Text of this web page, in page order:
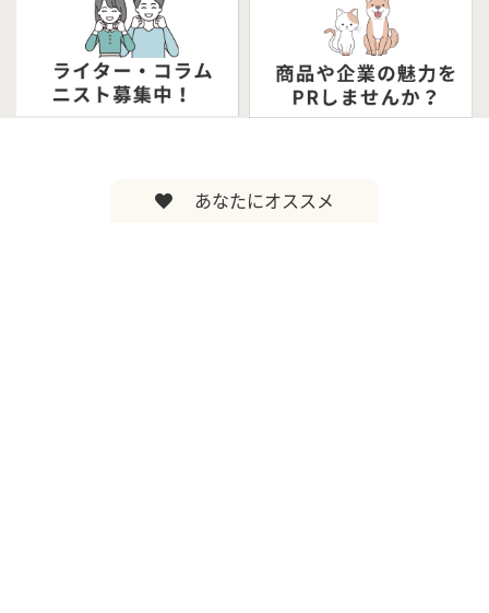
あなたにオススメ